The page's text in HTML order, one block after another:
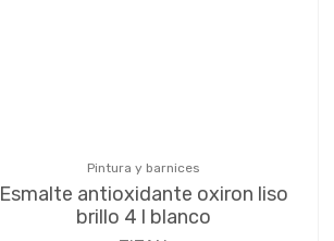
Pintura y barnices
Esmalte antioxidante oxiron liso
brillo 4 l blanco